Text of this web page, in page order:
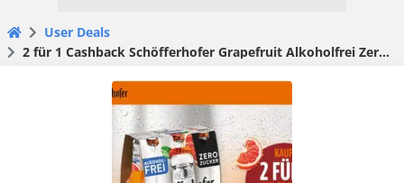
User Deals
2 für 1 Cashback Schöfferhofer Grapefruit Alkoholfrei Zero Zucker